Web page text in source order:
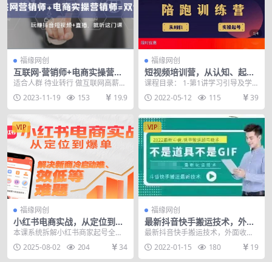
福缘网创
互联网·营销师+电商实操营销
师=双证班：玩赚抖音短视频
+直播 就听这门课
适合人群 待业转行 做互联网高薪热
门岗位 想创业 短视频+直播高效带
货 宝妈 在...
2023-11-19 153 19.9
福缘网创
短视频培训营，从认知、起
号、实操、运营，适合新人起
步
课程目录： 1-第1讲学习引导及学
习方法.mp4 2-第2讲发展趋势.mp4.
m...2022-05-12 115 39
VIP
福缘网创
小红书电商实战，从定位到爆
单解决新商冷启动难、变现效
本课系统拆解小红书商家起号全流
程：从账号定位五步法（用户画像/
人设标签/细分领域...
2025-08-02 204 34
VIP
福缘网创
最新抖音快手搬运技术，外面
收费大几百非常火的同平台搬
最新抖音快手搬运技术，外面收费
大几百非常火的同平台搬运方法。
【视频教程】 非道具...
2022-01-15 180 19